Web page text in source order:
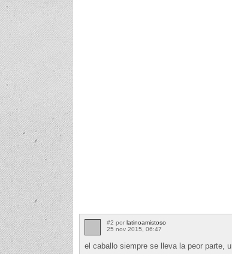
#2 por latinoamistoso
25 nov 2015, 06:47
el caballo siempre se lleva la peor parte,